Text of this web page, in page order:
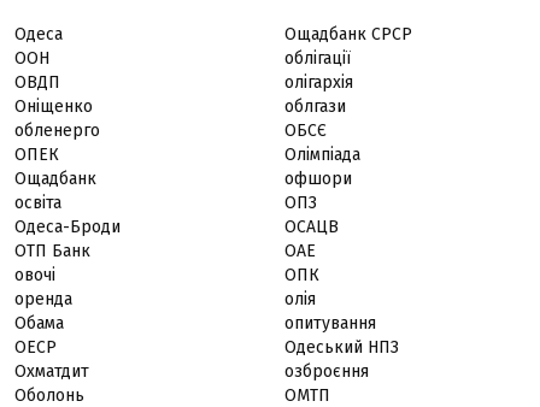
Одеса
Ощадбанк СРСР
ООН
облігації
ОВДП
олігархія
Оніщенко
облгази
обленерго
ОБСЄ
ОПЕК
Олімпіада
Ощадбанк
офшори
освіта
ОПЗ
Одеса-Броди
ОСАЦВ
ОТП Банк
ОАЕ
овочі
ОПК
оренда
олія
Обама
опитування
ОЕСР
Одеський НПЗ
Охматдит
озброєння
Оболонь
ОМТП